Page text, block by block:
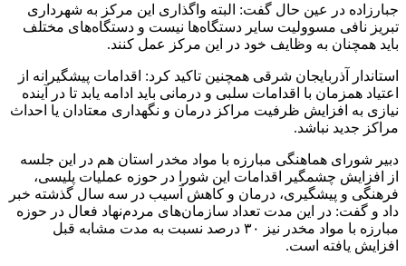
جبارزاده در عین حال گفت: البته واگذاری این مرکز به شهرداری
تبریز نافی مسوولیت سایر دستگاه‌ها نیست و دستگاه‌های مختلف
باید همچنان به وظایف خود در این مرکز عمل کنند.
استاندار آذربایجان شرقی همچنین تاکید کرد: اقدامات پیشگیرانه از
اعتیاد همزمان با اقدامات سلبی و درمانی باید ادامه یابد تا در آینده
نیازی به افزایش ظرفیت مراکز درمان و نگهداری معتادان یا احداث
مراکز جدید نباشد.
دبیر شورای هماهنگی مبارزه با مواد مخدر استان هم در این جلسه
از افزایش چشمگیر اقدامات این شورا در حوزه عملیات پلیسی،
فرهنگی و پیشگیری، درمان و کاهش آسیب در سه سال گذشته خبر
داد و گفت: در این مدت تعداد سازمان‌های مردم‌نهاد فعال در حوزه
مبارزه با مواد مخدر نیز ۳۰ درصد نسبت به مدت مشابه قبل
افزایش یافته است.